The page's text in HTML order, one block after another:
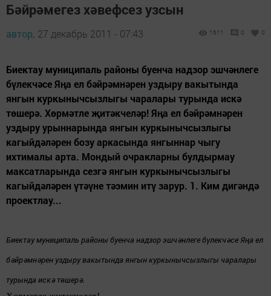
Бәйрәмегез хәвефсез узсын
автор, 27 декабрь 2011 - 07:43 1611 0 0
Биектау муниципаль районы буенча надзор эшчәнлеге
бүлекчәсе Яңа ел бәйрәмнәрен уздыру вакытында
янгын куркынычсызлыгы чаралары турында искә
төшерә. Хөрмәтле җитәкчеләр! Яңа ел бәйрәмнәрен
уздыру урыннарында янгын куркынычсызлыгы
кагыйдәләрен бозу аркасында янгыннар чыгу
ихтималы арта. Мондый очракларны булдырмау
максатларында сезгә янгын куркынычсызлыгы
кагыйдәләрен үтәүне тәэмин итү зарур. 1. Ким дигәндә
проектлау...
Биектау муниципаль районы буенча надзор эшчәнлеге бүлекчәсеЯңа ел
бәйрәмнәрен уздыру вакытында янгын куркынычсызлыгы чаралары
турында искә төшерә.